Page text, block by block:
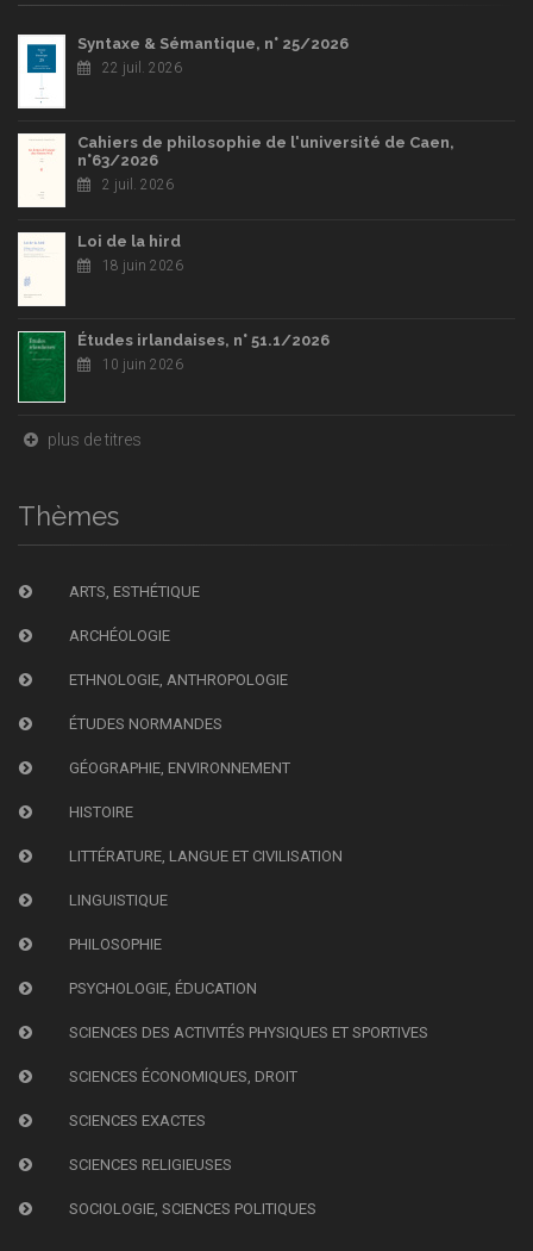
Syntaxe & Sémantique, n° 25/2026
22 juil. 2026
Cahiers de philosophie de l'université de Caen,
n°63/2026
2 juil. 2026
Loi de la hird
18 juin 2026
Études irlandaises, n° 51.1/2026
10 juin 2026
plus de titres
Thèmes
ARTS, ESTHÉTIQUE
ARCHÉOLOGIE
ETHNOLOGIE, ANTHROPOLOGIE
ÉTUDES NORMANDES
GÉOGRAPHIE, ENVIRONNEMENT
HISTOIRE
LITTÉRATURE, LANGUE ET CIVILISATION
LINGUISTIQUE
PHILOSOPHIE
PSYCHOLOGIE, ÉDUCATION
SCIENCES DES ACTIVITÉS PHYSIQUES ET SPORTIVES
SCIENCES ÉCONOMIQUES, DROIT
SCIENCES EXACTES
SCIENCES RELIGIEUSES
SOCIOLOGIE, SCIENCES POLITIQUES